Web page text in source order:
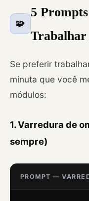
🧩
5
Se preferir
minuta que você
módulos:
1. Varredura de
sempre)
PROMPT —